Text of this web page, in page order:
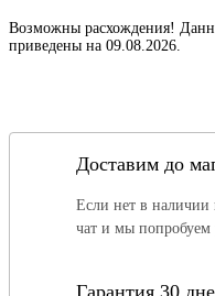
Возможны расхождения!
приведены на 09.08.2026.
Доставим до
Если нет в
чат и мы попробуем
Гарантия 30